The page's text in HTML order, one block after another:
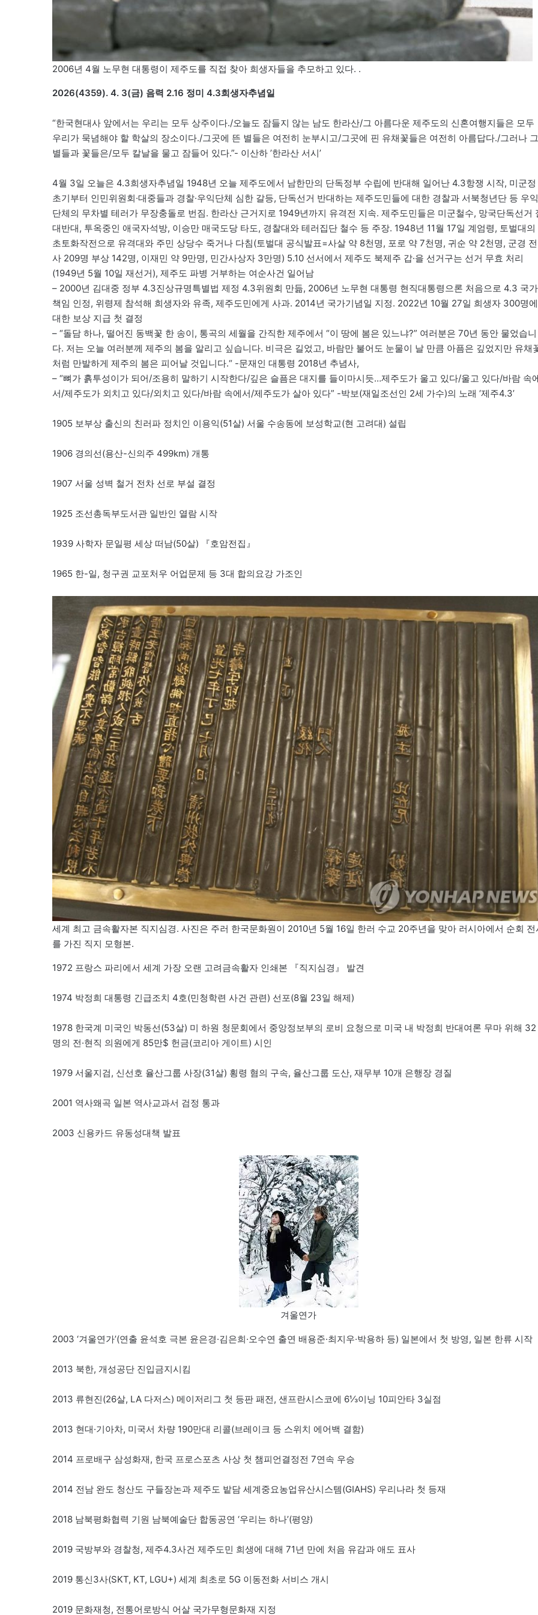
2006년 4월 노무현 대통령이 제주도를 직접 찾아 희생자들을 추모하고 있다. .
2026(4359). 4. 3(금) 음력 2.16 정미 4.3희생자추념일
“한국현대사 앞에서는 우리는 모두 상주이다./오늘도 잠들지 않는 남도 한라산/그 아름다운 제주도의 신혼여행지들은 모두
우리가 묵념해야 할 학살의 장소이다./그곳에 뜬 별들은 여전히 눈부시고/그곳에 핀 유채꽃들은 여전히 아름답다./그러나 그
별들과 꽃들은/모두 칼날을 물고 잠들어 있다.”- 이산하 ’한라산 서시’
4월 3일 오늘은 4.3희생자추념일 1948년 오늘 제주도에서 남한만의 단독정부 수립에 반대해 일어난 4.3항쟁 시작, 미군정
초기부터 인민위원회·대중들과 경찰·우익단체 심한 갈등, 단독선거 반대하는 제주도민들에 대한 경찰과 서북청년단 등 우익
단체의 무차별 테러가 무장충돌로 번짐. 한라산 근거지로 1949년까지 유격전 지속. 제주도민들은 미군철수, 망국단독선거
대반대, 투옥중인 애국자석방, 이승만 매국도당 타도, 경찰대와 테러집단 철수 등 주장. 1948년 11월 17일 계엄령, 토벌대의
초토화작전으로 유격대와 주민 상당수 죽거나 다침(토벌대 공식발표=사살 약 8천명, 포로 약 7천명, 귀순 약 2천명, 군경 전
사 209명 부상 142명, 이재민 약 9만명, 민간사상자 3만명) 5.10 선서에서 제주도 북제주 갑·을 선거구는 선거 무효 처리
(1949년 5월 10일 재선거), 제주도 파병 거부하는 여순사건 일어남
– 2000년 김대중 정부 4.3진상규명특별법 제정 4.3위원회 만듦, 2006년 노무현 대통령 현직대통령으론 처음으로 4.3 국가
책임 인정, 위령제 참석해 희생자와 유족, 제주도민에게 사과. 2014년 국가기념일 지정. 2022년 10월 27일 희생자 300명에
대한 보상 지급 첫 결정
– “돌담 하나, 떨어진 동백꽃 한 송이, 통곡의 세월을 간직한 제주에서 “이 땅에 봄은 있느냐?” 여러분은 70년 동안 물었습니
다. 저는 오늘 여러분께 제주의 봄을 알리고 싶습니다. 비극은 길었고, 바람만 불어도 눈물이 날 만큼 아픔은 깊었지만 유채
처럼 만발하게 제주의 봄은 피어날 것입니다.“ -문재인 대통령 2018년 추념사,
– “뼈가 흙투성이가 되어/조용히 말하기 시작한다/깊은 슬픔은 대지를 들이마시듯…제주도가 울고 있다/울고 있다/바람 속
서/제주도가 외치고 있다/외치고 있다/바람 속에서/제주도가 살아 있다” -박보(재일조선인 2세 가수)의 노래 ‘제주4.3’
1905 보부상 출신의 친러파 정치인 이용익(51살) 서울 수송동에 보성학교(현 고려대) 설립
1906 경의선(용산-신의주 499km) 개통
1907 서울 성벽 철거 전차 선로 부설 결정
1925 조선총독부도서관 일반인 열람 시작
1939 사학자 문일평 세상 떠남(50살) 『호암전집』
1965 한-일, 청구권 교포처우 어업문제 등 3대 합의요강 가조인
세계 최고 금속활자본 직지심경. 사진은 주러 한국문화원이 2010년 5월 16일 한러 수교 20주년을 맞아 러시아에서 순회 전
를 가진 직지 모형본.
1972 프랑스 파리에서 세계 가장 오랜 고려금속활자 인쇄본 『직지심경』 발견
1974 박정희 대통령 긴급조치 4호(민청학련 사건 관련) 선포(8월 23일 해제)
1978 한국계 미국인 박동선(53살) 미 하원 청문회에서 중앙정보부의 로비 요청으로 미국 내 박정희 반대여론 무마 위해 32
명의 전·현직 의원에게 85만$ 헌금(코리아 게이트) 시인
1979 서울지검, 신선호 율산그룹 사장(31살) 횡령 혐의 구속, 율산그룹 도산, 재무부 10개 은행장 경질
2001 역사왜곡 일본 역사교과서 검정 통과
2003 신용카드 유동성대책 발표
겨울연가
2003 ‘겨울연가’(연출 윤석호 극본 윤은경·김은희·오수연 출연 배용준·최지우·박용하 등) 일본에서 첫 방영, 일본 한류 시작
2013 북한, 개성공단 진입금지시킴
2013 류현진(26살, LA 다저스) 메이저리그 첫 등판 패전, 샌프란시스코에 6⅓이닝 10피안타 3실점
2013 현대·기아차, 미국서 차량 190만대 리콜(브레이크 등 스위치 에어백 결함)
2014 프로배구 삼성화재, 한국 프로스포츠 사상 첫 챔피언결정전 7연속 우승
2014 전남 완도 청산도 구들장논과 제주도 밭담 세계중요농업유산시스템(GIAHS) 우리나라 첫 등재
2018 남북평화협력 기원 남북예술단 합동공연 ‘우리는 하나’(평양)
2019 국방부와 경찰청, 제주4.3사건 제주도민 희생에 대해 71년 만에 처음 유감과 애도 표사
2019 통신3사(SKT, KT, LGU+) 세계 최초로 5G 이동전화 서비스 개시
2019 문화재청, 전통어로방식 어살 국가무형문화재 지정